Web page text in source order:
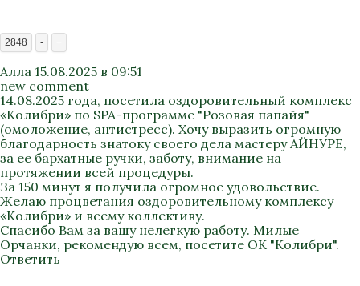
2848 - +
Алла 15.08.2025 в 09:51
new comment
14.08.2025 года, посетила оздоровительный комплекс
«Колибри» по SPA-программе "Розовая папайя"
(омоложение, антистресс). Хочу выразить огромную
благодарность знатоку своего дела мастеру АЙНУРЕ,
за ее бархатные ручки, заботу, внимание на
протяжении всей процедуры.
За 150 минут я получила огромное удовольствие.
Желаю процветания оздоровительному комплексу
«Колибри» и всему коллективу.
Спасибо Вам за вашу нелегкую работу. Милые
Орчанки, рекомендую всем, посетите ОК "Колибри".
Ответить